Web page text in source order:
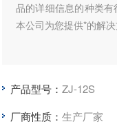
品的详细信息的种类有
本公司为您提供*的解决
产品型号： ZJ-12S
厂商性质： 生产厂家